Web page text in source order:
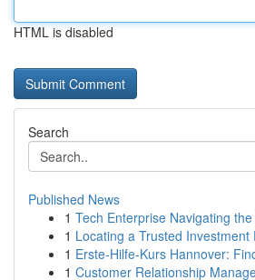
HTML is disabled
Search
Published News
1 Tech Enterprise Navigating
1 Locating a Trusted Investment
1 Erste-Hilfe-Kurs Hannover:
1 Customer Relationship